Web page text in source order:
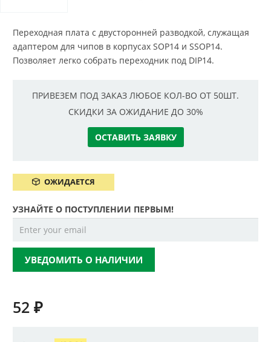
Переходная плата с двусторонней разводкой, служащая
адаптером для чипов в корпусах SOP14 и SSOP14.
Позволяет легко собрать переходник под DIP14.
ПРИВЕЗЕМ ПОД ЗАКАЗ ЛЮБОЕ КОЛ-ВО ОТ 50ШТ.
СКИДКИ ЗА ОЖИДАНИЕ ДО 30%
ОСТАВИТЬ ЗАЯВКУ
ОЖИДАЕТСЯ
УЗНАЙТЕ О ПОСТУПЛЕНИИ ПЕРВЫМ!
УВЕДОМИТЬ О НАЛИЧИИ
52 ₽